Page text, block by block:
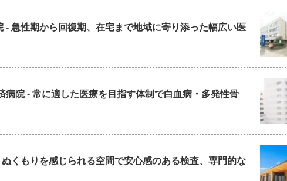
- 急性期から回復期、在宅まで地域に寄り添った幅広い医
病院 - 常に適した医療を目指す体制で白血病・多発性骨
ぬくもりを感じられる空間で安心感のある検査、専門的な